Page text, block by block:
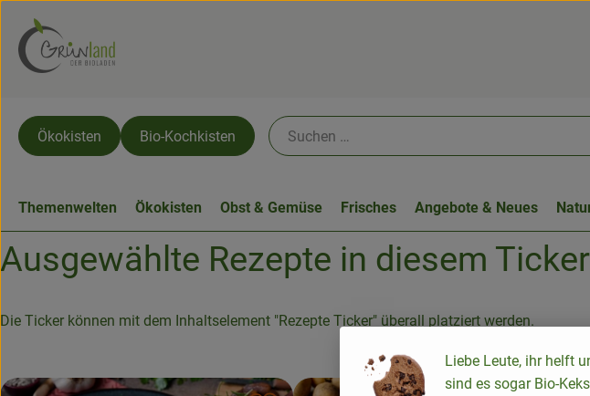
Ökokisten Bio-Kochkisten
Themenwelten Ökokisten Obst & Gemüse Frisches Angebote & Neues
Ausgewählte Rezepte in diesem Ticker
Die Ticker können mit dem Inhaltselement "Rezepte Ticker" überall platziert werden.
Liebe Leute, ihr helft
sind es sogar Bio-